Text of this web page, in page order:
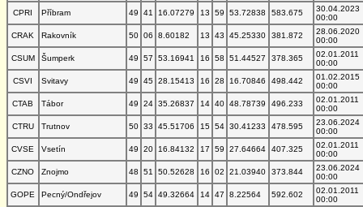
CPRI
Příbram 49 41 16.07279 13 59 53.72838 583.675
30.04.2023
00:00
CRAK
Rakovník 50 06 8.60182 13 43 45.25330 381.872
28.06.2020
00:00
CSUM
Šumperk 49 57 53.16941 16 58 51.44527 378.365
02.01.2011
00:00
CSVI
Svitavy 49 45 28.15413 16 28 16.70846 498.442
01.02.2015
00:00
CTAB
Tábor 49 24 35.26837 14 40 48.78739 496.233
02.01.2011
00:00
CTRU
Trutnov 50 33 45.51706 15 54 30.41233 478.595
23.06.2024
00:00
CVSE
Vsetín 49 20 16.84132 17 59 27.64664 407.325
02.01.2011
00:00
CZNO
Znojmo 48 51 50.52628 16 02 21.03940 373.844
23.06.2024
00:00
GOPE
Pecný/Ondřejov 49 54 49.32664 14 47 8.22564 592.602
02.01.2011
00:00